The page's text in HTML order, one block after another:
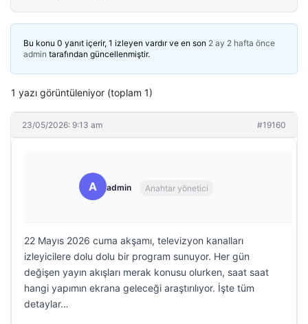
Bu konu 0 yanıt içerir, 1 izleyen vardır ve en son 2 ay 2 hafta önce
admin tarafından güncellenmiştir.
1 yazı görüntüleniyor (toplam 1)
23/05/2026: 9:13 am #19160
A admin Anahtar yönetici
22 Mayıs 2026 cuma akşamı, televizyon kanalları
izleyicilere dolu dolu bir program sunuyor. Her gün
değişen yayın akışları merak konusu olurken, saat saat
hangi yapımın ekrana geleceği araştırılıyor. İşte tüm
detaylar…